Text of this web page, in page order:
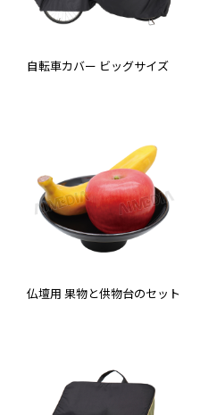
自転車カバー ビッグサイズ
仏壇用 果物と供物台のセット